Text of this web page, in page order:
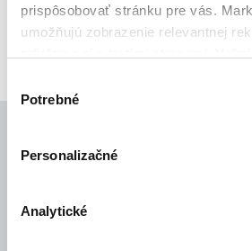
prispôsobovať stránku pre vás.
umožňujú zobrazenie relevantnej
súhlasu
Potrebné
Personalizačné
Analytické